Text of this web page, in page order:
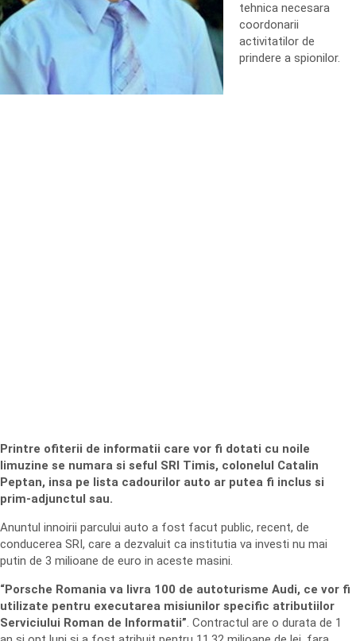
tehnica necesara
coordonarii
activitatilor de
prindere a spionilor.
Printre ofiterii de informatii care vor fi dotati cu noile
limuzine se numara si seful SRI Timis, colonelul Catalin
Peptan, insa pe lista cadourilor auto ar putea fi inclus si
prim-adjunctul sau.
Anuntul innoirii parcului auto a fost facut public, recent, de
conducerea SRI, care a dezvaluit ca institutia va investi nu mai
putin de 3 milioane de euro in aceste masini.
“Porsche Romania va livra 100 de autoturisme Audi, ce vor fi
utilizate pentru executarea misiunilor specific atributiilor
Serviciului Roman de Informatii”. Contractul are o durata de 1